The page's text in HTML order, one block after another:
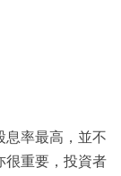
息率最高，並不
很重要，投資者